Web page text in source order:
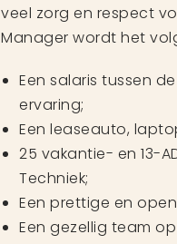
veel zorg en respect
Manager wordt het
Een salaris tussen
ervaring;
Een leaseauto,
25 vakantie- en 13-
Techniek;
Een prettige en
Een gezellig team